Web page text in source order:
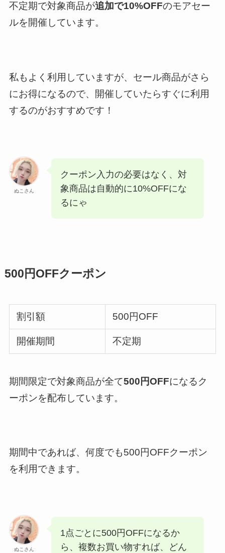
不定期で対象商品が追加で10%OFFのモアセー
ルを開催しています。
私もよく利用していますが、セール商品がさら
にお得になるので、開催していたらすぐに利用
するのがおすすめです！
ぬこさん
クーポン入力の必要はなく、対
象商品は自動的に10%OFFにな
るにゃ
500円OFFクーポン
割引額 500円OFF
開催期間 不定期
期間限定で対象商品が全て500円OFFになるク
ーポンを配布しています。
期間中であれば、何度でも500円OFFクーポン
を利用できます。
ぬこさん
1点ごとに500円OFFになるか
ら、複数お買い物すれば、どん